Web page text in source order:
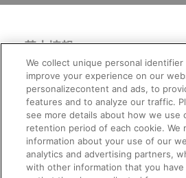
基本情報
利用規約 特定商取引法に基づく表示 プライバ
プライバシーオプション 会社概要
ご利用情報
ご利用ガイド サイトマップ お問い合わせ
Do Not Sell or Share My Personal Information
会員メニュー
ログイン 会員規約 新規会員登録
その他のご案内
We collect unique personal
improve your experience on our
personalizecontent and ads, to
features and to analyze our traffic.
see more details about how we use
retention period of each cookie. We
information about your use of our
analytics and advertising partners,
with other information that you